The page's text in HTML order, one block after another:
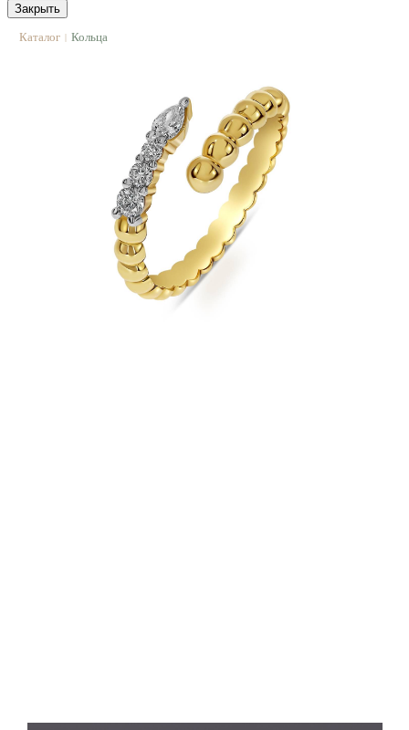
Закрыть
Каталог | Кольца